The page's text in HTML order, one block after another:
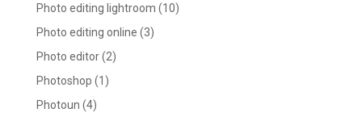
Photo editing lightroom (10)
Photo editing online (3)
Photo editor(2)
Photoshop (1)
Photoun (4)